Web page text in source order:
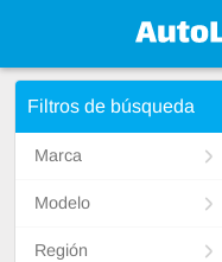
Filtros de búsqueda
Marca
Modelo
Región